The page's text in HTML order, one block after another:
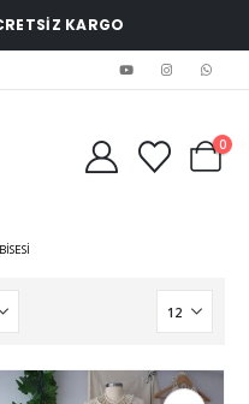
KARGO
0